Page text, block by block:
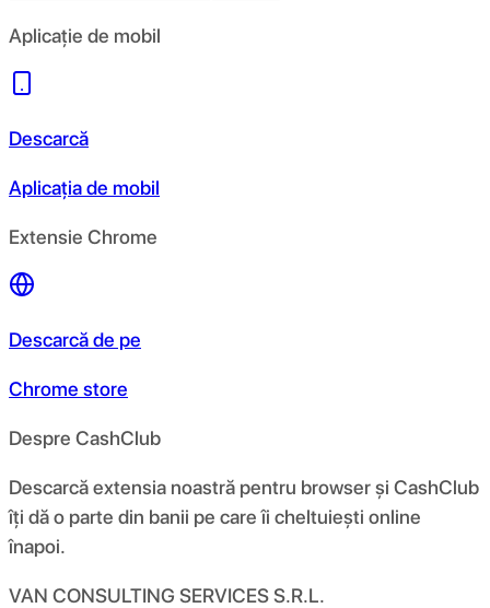
Aplicație de mobil
Descarcă
Aplicația de mobil
Extensie Chrome
Descarcă de pe
Chrome store
Despre CashClub
Descarcă extensia noastră pentru browser și CashClub
îți dă o parte din banii pe care îi cheltuiești online
înapoi.
VAN CONSULTING SERVICES S.R.L.